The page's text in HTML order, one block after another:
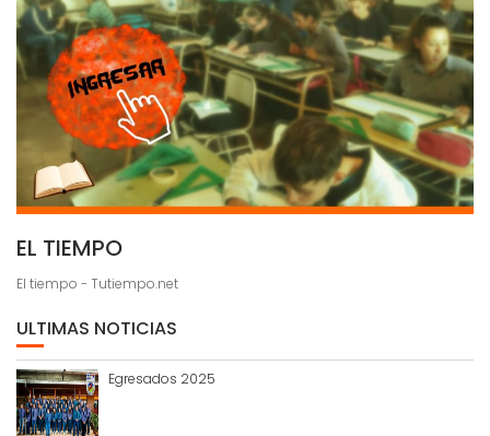
EL TIEMPO
El tiempo - Tutiempo.net
ULTIMAS NOTICIAS
Egresados 2025